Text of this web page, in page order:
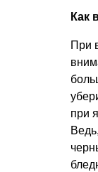
Как
При
при